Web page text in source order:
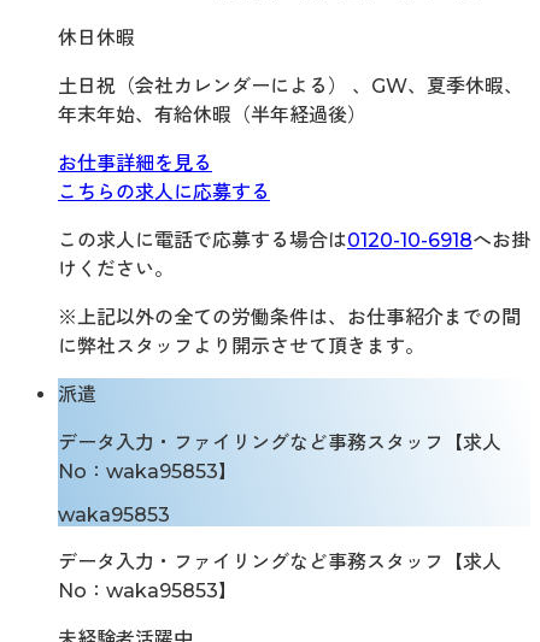
休日休暇
土日祝（会社カレンダーによる） 、GW、夏季休暇、
年末年始、有給休暇（半年経過後）
お仕事詳細を見る
こちらの求人に応募する
この求人に電話で応募する場合は0120-10-6918へお掛
けください。
※上記以外の全ての労働条件は、お仕事紹介までの間
に弊社スタッフより開示させて頂きます。
派遣
データ入力・ファイリングなど事務スタッフ【求人
No：waka95853】
waka95853
データ入力・ファイリングなど事務スタッフ【求人
No：waka95853】